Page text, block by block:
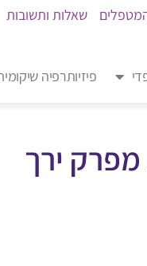
שאלות ותשובות
פיזיותרפיה
ירך